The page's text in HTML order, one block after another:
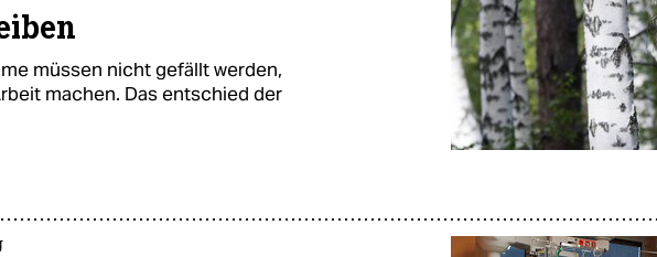
müssen nicht gefällt werden,
machen. Das entschied der